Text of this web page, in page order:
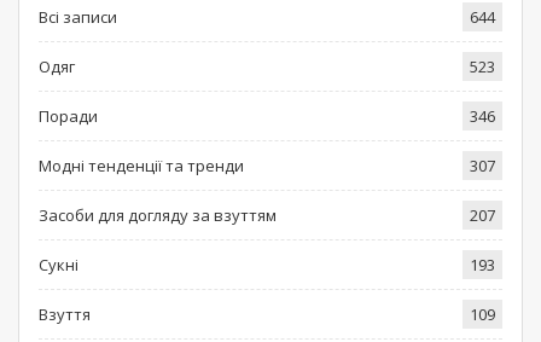
Всі записи 644
Одяг 523
Поради 346
Модні тенденції та тренди 307
Засоби для догляду за взуттям 207
Сукні 193
Взуття 109